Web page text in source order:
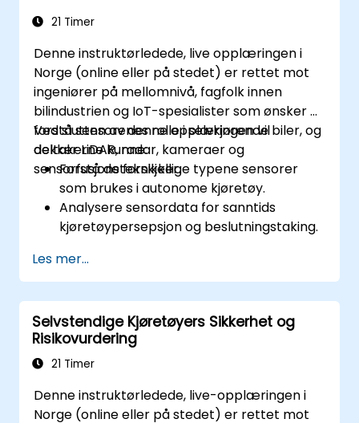
21 Timer
Denne instruktørledede, live opplæringen i
Norge (online eller på stedet) er rettet mot
ingeniører på mellomnivå, fagfolk innen
bilindustrien og IoT-spesialister som ønsker å
forstå sensorenes rolle i selvkjørende biler, og
dekker LiDAR, radar, kameraer og
sensorfusjonsteknikker.
Ved slutten av denne opplæringen vil
deltakerne kunne:
Forstå de forskjellige typene sensorer
som brukes i autonome kjøretøy.
Analysere sensordata for sanntids
kjøretøypersepsjon og beslutningstaking.
å forbedre kjøretøyets nøyaktighet og
sikkerhet.
Optimalisere sensorplassering og
kalibrering for forbedret ytelse for
autonom kjøring.
Les mer...
Selvstendige Kjøretøyers Sikkerhet og
Risikovurdering
21 Timer
Denne instruktørledede, live-opplæringen i
Norge (online eller på stedet) er rettet mot